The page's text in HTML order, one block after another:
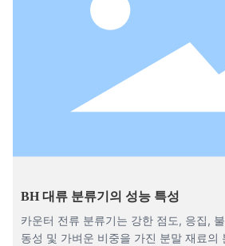
BH 대류 분류기의 성능 특성
카운터 전류 분류기는 강한 점도, 응집,
동성 및 가벼운 비중을 가진 분말 재료의